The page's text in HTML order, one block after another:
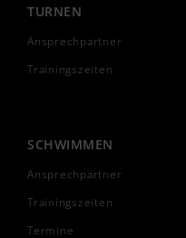
TURNEN
Ansprechpartner
Trainingszeiten
SCHWIMMEN
Ansprechpartner
Trainingszeiten
Termine